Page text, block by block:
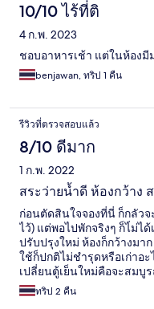
10/10 ไร้ที่ติ
4 ก.พ. 2023
ชอบอาหารเช้า แต่ในห้องมี
benjawan, ทริป 1 คืน
รีวิวที่ตรวจสอบแล้ว
8/10 ดีมาก
1 ก.พ. 2022
สระว่ายน้ำดี ห้องกว้าง
ก่อนตัดสินใจจองที่นี่ ก็กลัวจ
ไว้) แต่พอไปพักจริงๆ ก็ไ่ม่ไ
ปรับปรุงใหม่ ห้องก็กว้างมา
ใช้ก็ปกติไม่ชำรุดหรือเก่าอะ
เปลี่ยนตู้เย็นใหม่คือจะสมบู
เยอะมาก อย่าเผลอเปิดประ
ลูกชอบมาก ทำเลโรงแรมก็
ทริป 2 คืน